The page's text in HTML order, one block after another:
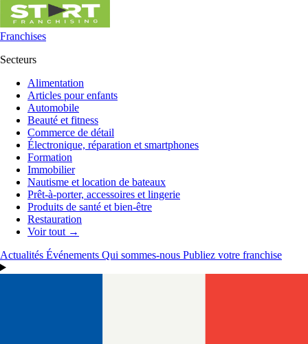
Franchises
Secteurs
Alimentation
Articles pour enfants
Automobile
Beauté et fitness
Commerce de détail
Électronique, réparation et smartphones
Formation
Immobilier
Nautisme et location de bateaux
Prêt-à-porter, accessoires et lingerie
Produits de santé et bien-être
Restauration
Voir tout →
Actualités Événements Qui sommes-nous Publiez votre franchise